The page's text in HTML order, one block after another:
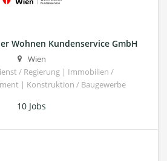
Wohnen Kundenservice GmbH
Wien
/ Regierung | Immobilien /
| Konstruktion / Baugewerbe
10 Jobs